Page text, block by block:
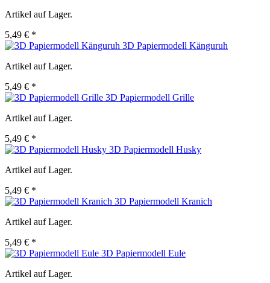
Artikel auf Lager.
5,49 € *
3D Papiermodell Känguruh
Artikel auf Lager.
5,49 € *
3D Papiermodell Grille
Artikel auf Lager.
5,49 € *
3D Papiermodell Husky
Artikel auf Lager.
5,49 € *
3D Papiermodell Kranich
Artikel auf Lager.
5,49 € *
3D Papiermodell Eule
Artikel auf Lager.